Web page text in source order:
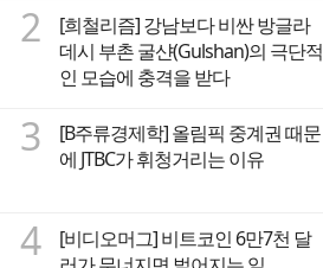
2
[희철리즘] 강남보다 비싼 방글라
데시 부촌 굴샨(Gulshan)의 극단적
인 모습에 충격을 받다
3
[B주류경제학] 올림픽 중계권 때문
에 JTBC가 휘청거리는 이유
4
[비디오머그] 비트코인 6만7천 달